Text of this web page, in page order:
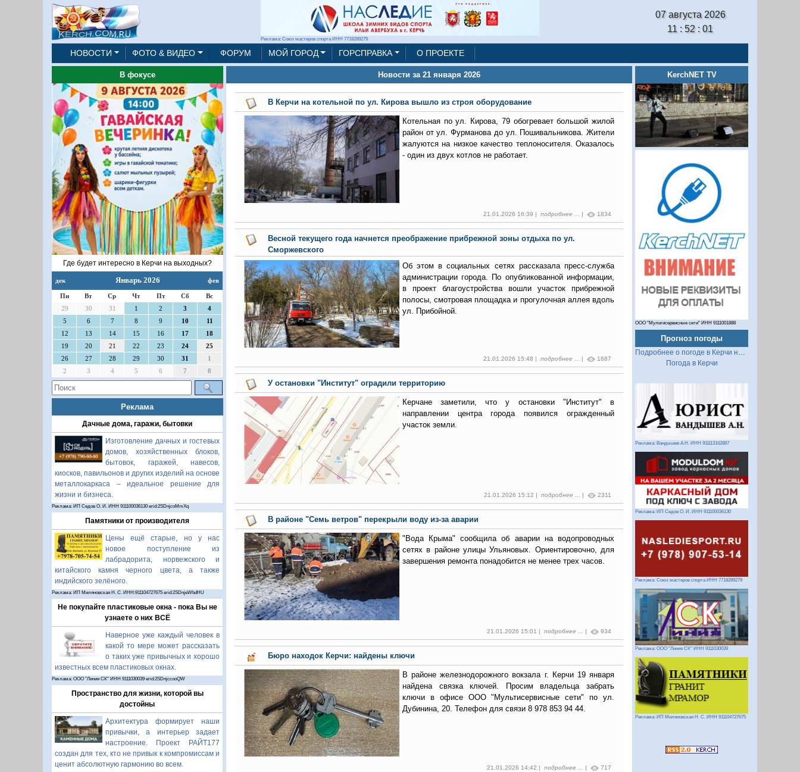
Реклама: Союз мастеров спорта ИНН 7718289279
07 августа 2026
11 : 52 : 02
НОВОСТИ ФОТО & ВИДЕО ФОРУМ МОЙ ГОРОД ГОРСПРАВКА О ПРОЕКТЕ
В фокусе
Где будет интересно в Керчи на выходных?
дек Январь 2026 фев
Пн Вт Ср Чт Пт Сб
Вс
29
30 31 1 2 3
4
5
6 7 8 9 10
11
12
13 14 15 16 17
18
19
20 21 22 23 24
25
26
27 28 29 30 31
1
2
3 4 5 6 7 8
Реклама
Дачные дома, гаражи, бытовки
Изготовление дачных и гостевых
домов, хозяйственных блоков,
бытовок, гаражей, навесов,
киосков, павильонов и других изделий на основе
металлокаркаса – идеальное решение для
жизни и бизнеса.
Реклама: ИП Седов О. И. ИНН 911100036130 erid:2SDnjcoMmXq
Памятники от производителя
Цены ещё старые, но у нас
новое поступление из
лабрадорита, норвежского и
китайского камня черного цвета, а также
индийского зелёного.
Реклама: ИП Миляновская Н. С. ИНН:911104727675 erid:2SDnjeWbdHU
Не покупайте пластиковые окна - пока Вы не
узнаете о них ВСЁ
Наверное уже каждый человек в
какой то мере может рассказать
о таких уже привычных и хорошо
известных всем пластиковых окнах.
Реклама: ООО "Линия СК" ИНН 9111030039 erid:2SDnjccooQW
Пространство для жизни, которой вы
достойны
Архитектура формирует наши
привычки, а интерьер задает
настроение. Проект РАЙТ177
создан для тех, кто не привык к компромиссам и
ценит абсолютную гармонию во всем.
Новости за 21 января 2026
В Керчи на котельной по ул. Кирова вышло из строя оборудование
Котельная по ул. Кирова, 79 обогревает большой жилой
район от ул. Фурманова до ул. Пошивальникова. Жители
жалуются на низкое качество теплоносителя. Оказалось
- один из двух котлов не работает.
21.01.2026 16:39 | подробнее ... | 1834
Весной текущего года начнется преображение прибрежной зоны отдыха по ул.
Сморжевского
Об этом в социальных сетях рассказала пресс-служба
администрации города. По опубликованной информации,
в проект благоустройства вошли участок прибрежной
полосы, смотровая площадка и прогулочная аллея вдоль
ул. Прибойной.
21.01.2026 15:48 | подробнее ... | 1687
У остановки "Институт" оградили территорию
Керчане заметили, что у остановки "Институт" в
направлении центра города появился огражденный
участок земли.
21.01.2026 15:12 | подробнее ... | 2311
В районе "Семь ветров" перекрыли воду из-за аварии
"Вода Крыма" сообщила об аварии на водопроводных
сетях в районе улицы Ульяновых. Ориентировочно, для
завершения ремонта понадобится не менее трех часов.
21.01.2026 15:01 | подробнее ... | 934
Бюро находок Керчи: найдены ключи
В районе железнодорожного вокзала г. Керчи 19 января
найдена связка ключей. Просим владельца забрать
ключи в офисе ООО "Мультисервисные сети" по ул.
Дубинина, 20. Телефон для связи 8 978 853 94 44.
21.01.2026 14:42 | подробнее ... | 717
KerchNET TV
ООО "Мультисервисные сети" ИНН 9111001888
Прогноз погоды
Подробнее о погоде в Керчи на 2 недели
Погода в Керчи
Реклама: Вандышев А.Н. ИНН 911113162887
Реклама: ИП Седов О. И. ИНН 911100036130
Реклама: Союз мастеров спорта ИНН 7718289279
Реклама: ООО "Линия СК" ИНН 9111030039
Реклама: ИП Миляновская Н. С. ИНН 911104727675